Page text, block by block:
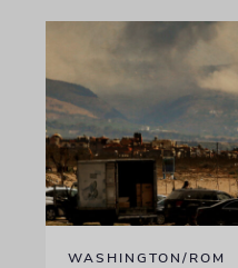
WASHINGTON/ROM